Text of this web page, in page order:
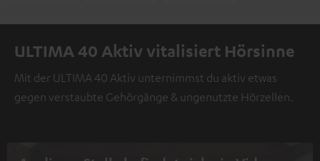
ULTIMA 40 Aktiv vitalisiert Hörsinne
Mit der ULTIMA 40 Aktiv unternimmst du aktiv etwas
gegen verstaubte Gehörgänge & ungenutzte Hörzellen.